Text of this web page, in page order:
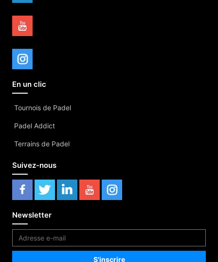
En un clic
Tournois de Padel
Padel Addict
Terrains de Padel
Suivez-nous
Newsletter